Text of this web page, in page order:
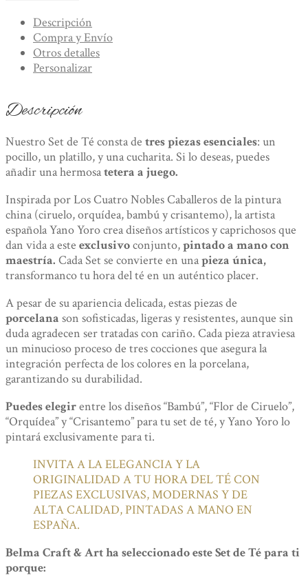
Porcelana
Pintada
Mano.
cantidad
Descripción
Compra y Envío
Otros detalles
Personalizar
Descripción
Nuestro Set de Té consta de tres piezas esenciales: un
pocillo, un platillo, y una cucharita. Si lo deseas, puedes
añadir una hermosatetera a juego.
Inspirada por Los Cuatro Nobles Caballeros de la pintura
china (ciruelo, orquídea, bambú y crisantemo), la artista
española Yano Yoro crea diseños artísticos y caprichosos que
dan vida a este exclusivoconjunto,pintado a mano con
maestría. Cada Set se convierte en unapieza única,
transformanco tu hora del té en un auténtico placer.
A pesar de su apariencia delicada, estas piezas de
porcelana son sofisticadas, ligeras y resistentes, aunque sin
duda agradecen ser tratadas con cariño. Cada pieza atraviesa
un minucioso proceso de tres cocciones que asegura la
integración perfecta de los colores en la porcelana,
garantizando su durabilidad.
Puedes elegirentre los diseños “Bambú”, “Flor de Ciruelo”,
“Orquídea” y “Crisantemo” para tu set de té, y Yano Yoro lo
pintará exclusivamente para ti.
INVITA A LA ELEGANCIA Y LA
ORIGINALIDAD A TU HORA DEL TÉ CON
PIEZAS EXCLUSIVAS, MODERNAS Y DE
ALTA CALIDAD, PINTADAS A MANO EN
ESPAÑA.
Belma Craft & Art ha seleccionado este Set de Té para ti
porque: